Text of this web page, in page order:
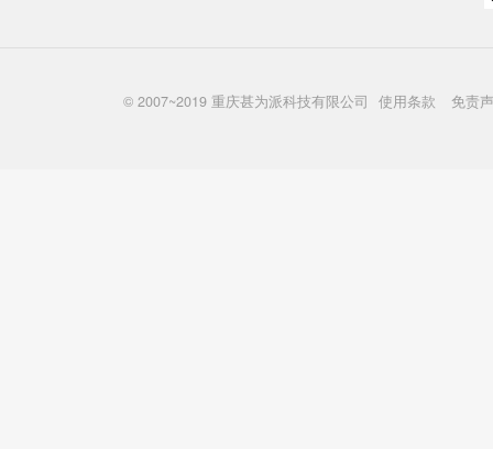
© 2007~2019 重庆甚为派科技有限公司 使用条款 免责